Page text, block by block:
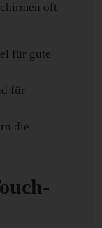
oft
für gute
für
die